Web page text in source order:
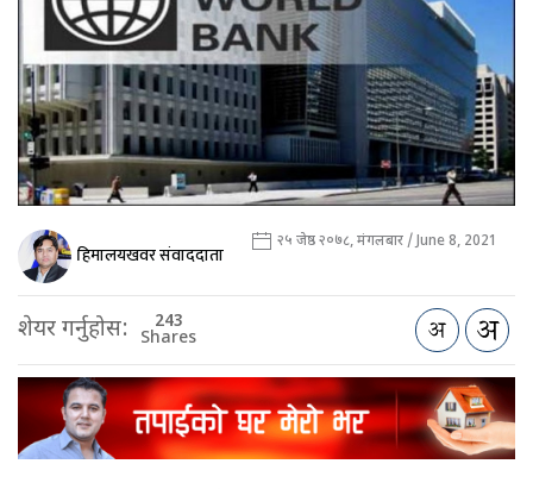
हिमालयखवर संवाददाता २५ जेष्ठ २०७८, मंगलबार / June 8, 2021
शेयर गर्नुहोस: 243
Shares